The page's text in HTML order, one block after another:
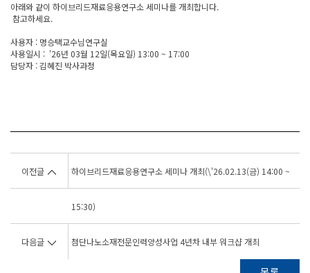
아래와 같이 하이브리드재료응용연구소 세미나를 개최합니다.
참고하세요.
사용자 : 명승택교수님연구실
사용일시 : '26년 03월 12일(목요일) 13:00 ~ 17:00
담당자 : 김혜진 박사과정
이전글 하이브리드재료응용연구소 세미나 개최(\'26.02.13(금) 14:00 ~
15:30)
다음글 첨단나노소재전문인력양성사업 4년차 내부 워크샵 개최